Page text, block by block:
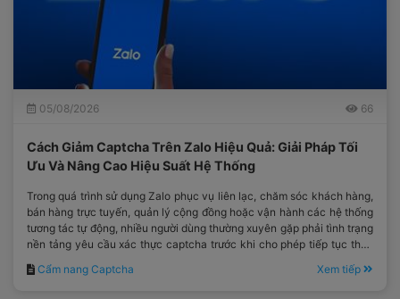
05/08/2026 66
Cách Giảm Captcha Trên Zalo Hiệu Quả: Giải Pháp Tối
Ưu Và Nâng Cao Hiệu Suất Hệ Thống
Trong quá trình sử dụng Zalo phục vụ liên lạc, chăm sóc khách hàng,
bán hàng trực tuyến, quản lý cộng đồng hoặc vận hành các hệ thống
tương tác tự động, nhiều người dùng thường xuyên gặp phải tình trạng
nền tảng yêu cầu xác thực captcha trước khi cho phép tiếp tục thực
hiện thao tác.
Cẩm nang Captcha Xem tiếp